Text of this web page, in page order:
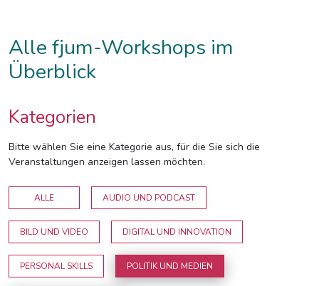
Alle fjum-Workshops im
Überblick
Kategorien
Bitte wählen Sie eine Kategorie aus, für die Sie sich die
Veranstaltungen anzeigen lassen möchten.
ALLE AUDIO UND PODCAST
BILD UND VIDEO DIGITAL UND INNOVATION
PERSONAL SKILLS POLITIK UND MEDIEN